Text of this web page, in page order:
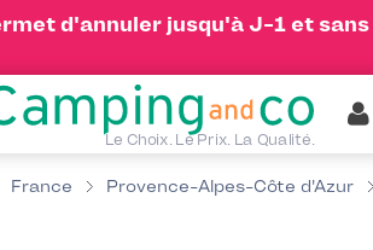
d'annuler jusqu'à J-1 et sans
Le Choix. Le Prix. La Qualité.
France
Provence-Alpes-Côte d'Azur